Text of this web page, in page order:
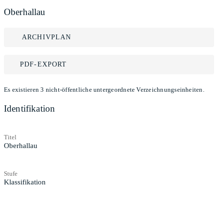
Oberhallau
ARCHIVPLAN
PDF-EXPORT
Es existieren 3 nicht-öffentliche untergeordnete Verzeichnungseinheiten.
Identifikation
Titel
Oberhallau
Stufe
Klassifikation